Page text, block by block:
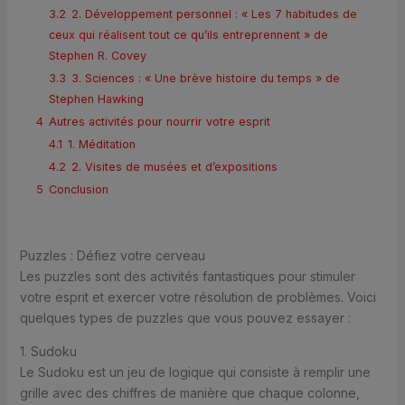
3.2 2. Développement personnel : « Les 7 habitudes de
ceux qui réalisent tout ce qu’ils entreprennent » de
Stephen R. Covey
3.3 3. Sciences : « Une brève histoire du temps » de
Stephen Hawking
4 Autres activités pour nourrir votre esprit
4.1 1. Méditation
4.2 2. Visites de musées et d’expositions
5 Conclusion
Puzzles : Défiez votre cerveau
Les puzzles sont des activités fantastiques pour stimuler
votre esprit et exercer votre résolution de problèmes. Voici
quelques types de puzzles que vous pouvez essayer :
1. Sudoku
Le Sudoku est un jeu de logique qui consiste à remplir une
grille avec des chiffres de manière que chaque colonne,